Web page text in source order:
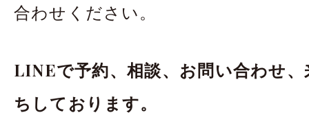
合わせください。
LINEで予約、相談、お問い合わせ
ちしております。